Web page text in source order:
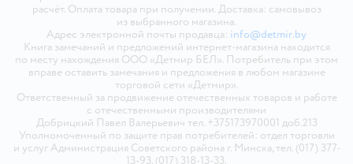
расчёт. Оплата товара при получении. Доставка: самовывоз
из выбранного магазина.
Адрес электронной почты продавца: info@detmir.by
Книга замечаний и предложений интернет-магазина находится
по месту нахождения ООО «Детмир БЕЛ». Потребитель при этом
вправе оставить замечания и предложения в любом магазине
торговой сети «Детмир».
Ответственный за продвижение отечественных товаров и работе
с отечественными производителями
Добрицкий Павел Валерьевич тел. +375173970001 доб.213
Уполномоченный по защите прав потребителей: отдел торговли
и услуг Администрация Советского района г. Минска, тел. (017) 377-
13-93, (017) 318-13-33.